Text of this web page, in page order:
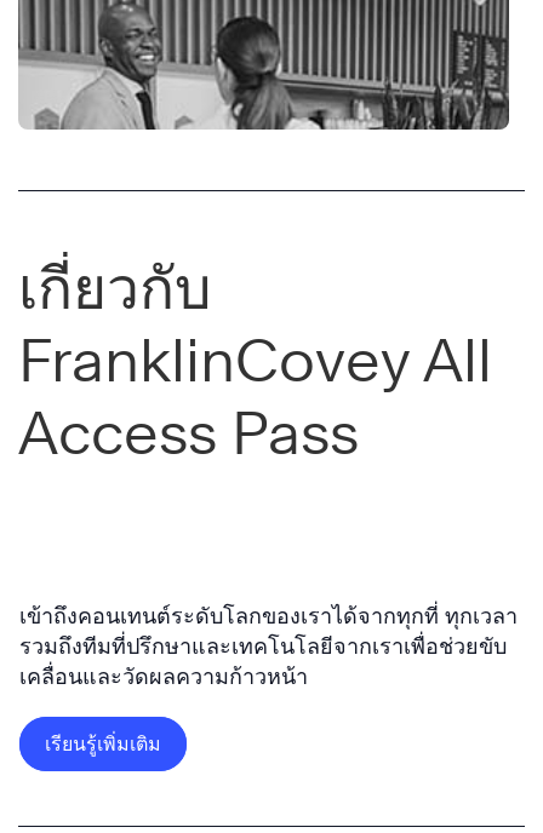
The
Disciplines
of
®
เกี่ยวกับ
FranklinCovey All
Access Pass
เข้าถึงคอนเทนต์ระดับโลกของเราได้จากทุกที่ ทุกเวลา
รวมถึงทีมที่ปรึกษาและเทคโนโลยีจากเราเพื่อช่วยขับ
เคลื่อนและวัดผลความก้าวหน้า
เรียนรู้เพิ่มเติม